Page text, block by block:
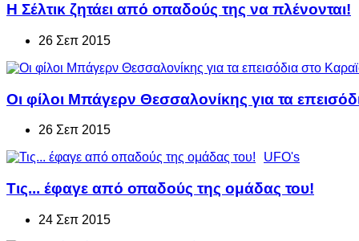
Η Σέλτικ ζητάει από οπαδούς της να πλένονται!
26 Σεπ 2015
Οι φίλοι Μπάγερν Θεσσαλονίκης για τα
26 Σεπ 2015
UFO's
Τις... έφαγε από οπαδούς της ομάδας του!
24 Σεπ 2015